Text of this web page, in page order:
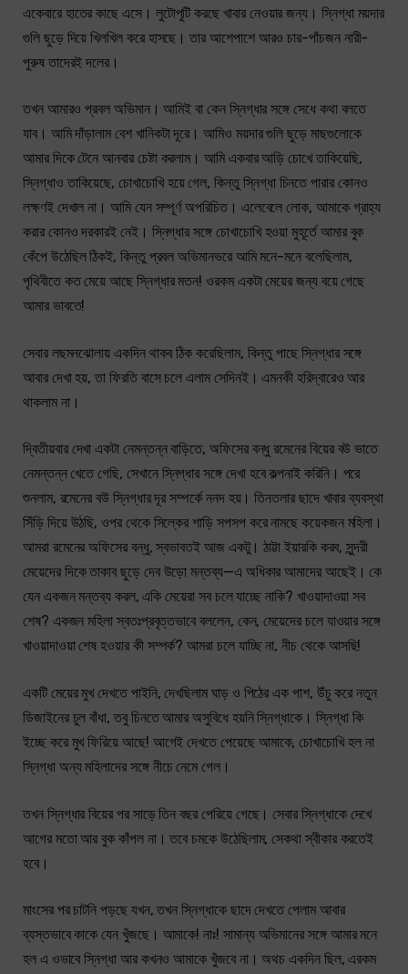
একেবারে হাতের কাছে এসে। লুটোপুটি করছে খাবার নেওয়ার জন্য। স্নিগ্ধা ময়দার
গুলি ছুড়ে দিয়ে খিলখিল করে হাসছে। তার আশেপাশে আরও চার-পাঁচজন নারী-
পুরুষ তাদেরই দলের।
তখন আমারও প্রবল অভিমান। আমিই বা কেন স্নিগ্ধার সঙ্গে সেধে কথা বলতে
যাব। আমি দাঁড়ালাম বেশ খানিকটা দূরে। আমিও ময়দার গুলি ছুড়ে মাছগুলোকে
আমার দিকে টেনে আনবার চেষ্টা করলাম। আমি একবার আড়ি চোখে তাকিয়েছি,
স্নিগ্ধাও তাকিয়েছে, চোখাচোখি হয়ে গেল, কিন্তু স্নিগ্ধা চিনতে পারার কোনও
লক্ষণই দেখাল না। আমি যেন সম্পূর্ণ অপরিচিত। এলেবেলে লোক, আমাকে গ্রাহ্য
করার কোনও দরকারই নেই। স্নিগ্ধার সঙ্গে চোখাচোখি হওয়া মুহূর্তে আমার বুক
কেঁপে উঠেছিল ঠিকই, কিন্তু প্রবল অভিমানভরে আমি মনে-মনে বলেছিলাম,
পৃথিবীতে কত মেয়ে আছে স্নিগ্ধার মতন! ওরকম একটা মেয়ের জন্য বয়ে গেছে
আমার ভাবতে!
সেবার লছমনঝোলায় একদিন থাকব ঠিক করেছিলাম, কিন্তু পাছে স্নিগ্ধার সঙ্গে
আবার দেখা হয়, তা ফিরতি বাসে চলে এলাম সেদিনই। এমনকী হরিদ্বারেও আর
থাকলাম না।
দ্বিতীয়বার দেখা একটা নেমন্তন্ন বাড়িতে, অফিসের বন্ধু রমেনের বিয়ের বউ ভাতে
নেমন্তন্ন খেতে গেছি, সেখানে স্নিগ্ধার সঙ্গে দেখা হবে কল্পনাই করিনি। পরে
শুনলাম, রমেনের বউ স্নিগ্ধার দূর সম্পর্কে ননদ হয়। তিনতলার ছাদে খাবার ব্যবস্থা
সিঁড়ি দিয়ে উঠছি, ওপর থেকে সিল্কের শাড়ি সপসপ করে নামছে কয়েকজন মহিলা।
আমরা রমেনের অফিসের বন্ধু, স্বভাবতই আজ একটু। ঠাট্টা ইয়ারকি করব, সুন্দরী
মেয়েদের দিকে তাকাব ছুড়ে দেব উড়ো মন্তব্য—এ অধিকার আমাদের আছেই। কে
যেন একজন মন্তব্য করল, একি মেয়েরা সব চলে যাচ্ছে নাকি? খাওয়াদাওয়া সব
শেষ? একজন মহিলা স্বতঃপ্রবৃত্তভাবে বললেন, কেন, মেয়েদের চলে যাওয়ার সঙ্গে
খাওয়াদাওয়া শেষ হওয়ার কী সম্পর্ক? আমরা চলে যাচ্ছি না, নীচ থেকে আসছি!
একটি মেয়ের মুখ দেখতে পাইনি, দেখছিলাম ঘাড় ও পিঠের এক পাশ, উঁচু করে নতুন
ডিজাইনের চুল বাঁধা, তবু চিনতে আমার অসুবিধে হয়নি স্নিগ্ধাকে। স্নিগ্ধা কি
ইচ্ছে করে মুখ ফিরিয়ে আছে! আগেই দেখতে পেয়েছে আমাকে, চোখাচোখি হল না
স্নিগ্ধা অন্য মহিলাদের সঙ্গে নীচে নেমে গেল।
তখন স্নিগ্ধার বিয়ের পর সাড়ে তিন বছর পেরিয়ে গেছে। সেবার স্নিগ্ধাকে দেখে
আগের মতো আর বুক কাঁপল না। তবে চমকে উঠেছিলাম, সেকথা স্বীকার করতেই
হবে।
মাংসের পর চাটনি পড়ছে যখন, তখন স্নিগ্ধাকে ছাদে দেখতে পেলাম আবার
ব্যস্তভাবে কাকে যেন খুঁজছে। আমাকে! নাঃ! সামান্য অভিমানের সঙ্গে আমার মনে
হল এ ওভাবে স্নিগ্ধা আর কখনও আমাকে খুঁজবে না। অথচ একদিন ছিল, এরকম